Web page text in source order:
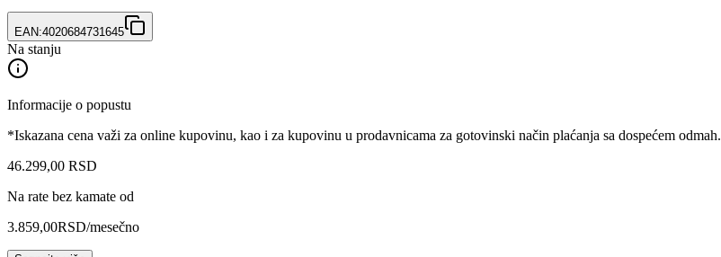
EAN:4020684731645
Na stanju
Informacije o popustu
*Iskazana cena važi za online kupovinu, kao i za kupovinu u prodavnicama za gotovinski način plaćanja sa dospećem odmah.
46.299,00 RSD
Na rate bez kamate od
3.859,00RSD/mesečno